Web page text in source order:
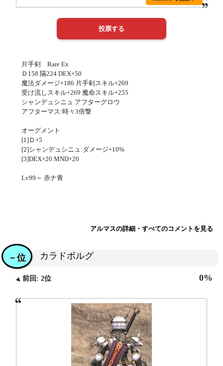
片手剣 Rare Ex
Ｄ158 隔224 DEX+50
魔法ダメージ+186 片手剣スキル+269
受け流しスキル+269 魔命スキル+255
シャンデュシニュ アフターグロウ
アフターマス:時々3倍撃
オーグメント
[1]Ｄ+5
[2]シャンデュシニュ:ダメージ+10%
[3]DEX+20 MND+20
Lv99～ 赤ナ青
アルマスの詳細・すべてのコメントを見る
カラドボルグ
－位
前回: 2位 0%